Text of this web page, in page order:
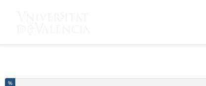
Ha completado el % de este formulario
%